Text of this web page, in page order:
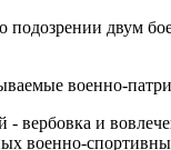
подозрении двум
военно-
- вербовка и
военно-